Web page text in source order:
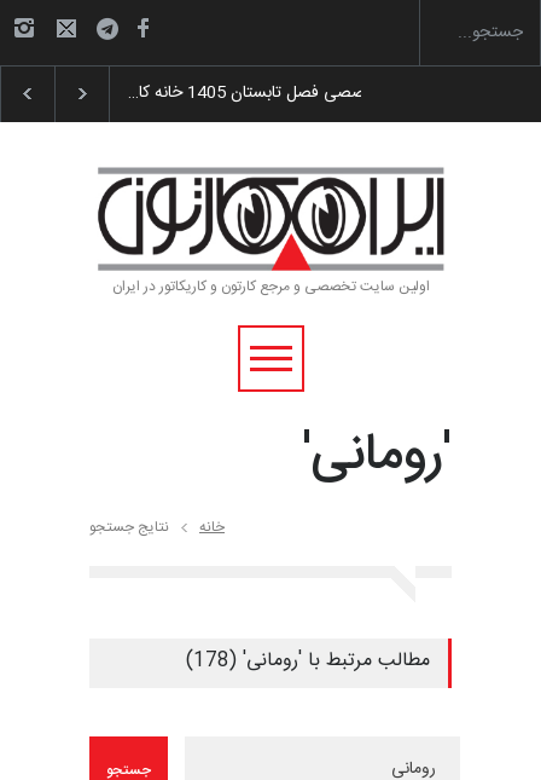
گزارش تصویری آیین اختتامیه و اهدای جوایز سوم…
اولین سایت تخصصی و مرجع کارتون و کاریکاتور در ایران
'رومانی'
خانه نتایج جستجو
مطالب مرتبط با 'رومانی' (178)